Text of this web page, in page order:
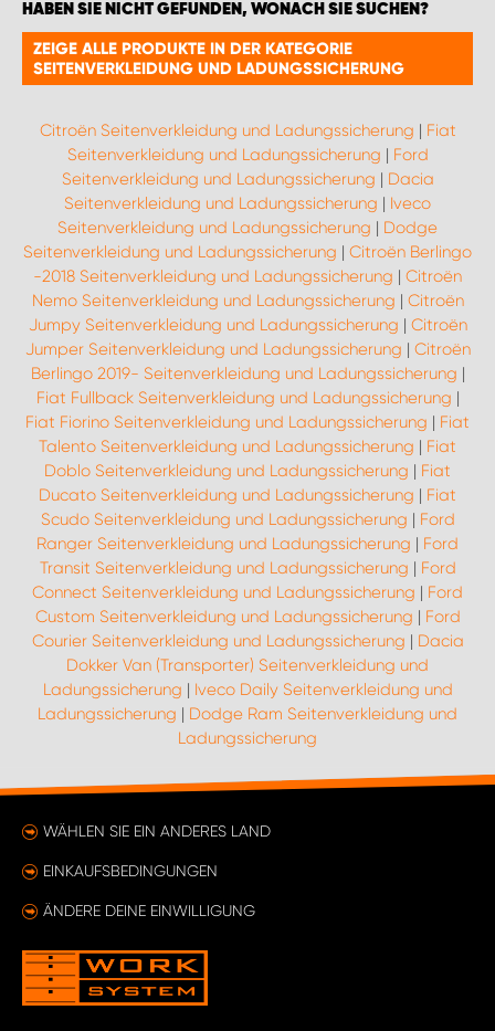
HABEN SIE NICHT GEFUNDEN, WONACH SIE SUCHEN?
ZEIGE ALLE PRODUKTE IN DER KATEGORIE
SEITENVERKLEIDUNG UND LADUNGSSICHERUNG
Citroën Seitenverkleidung und Ladungssicherung | Fiat
Seitenverkleidung und Ladungssicherung | Ford
Seitenverkleidung und Ladungssicherung | Dacia
Seitenverkleidung und Ladungssicherung | Iveco
Seitenverkleidung und Ladungssicherung | Dodge
Seitenverkleidung und Ladungssicherung | Citroën Berlingo
-2018 Seitenverkleidung und Ladungssicherung | Citroën
Nemo Seitenverkleidung und Ladungssicherung | Citroën
Jumpy Seitenverkleidung und Ladungssicherung | Citroën
Jumper Seitenverkleidung und Ladungssicherung | Citroën
Berlingo 2019- Seitenverkleidung und Ladungssicherung |
Fiat Fullback Seitenverkleidung und Ladungssicherung |
Fiat Fiorino Seitenverkleidung und Ladungssicherung | Fiat
Talento Seitenverkleidung und Ladungssicherung | Fiat
Doblo Seitenverkleidung und Ladungssicherung | Fiat
Ducato Seitenverkleidung und Ladungssicherung | Fiat
Scudo Seitenverkleidung und Ladungssicherung | Ford
Ranger Seitenverkleidung und Ladungssicherung | Ford
Transit Seitenverkleidung und Ladungssicherung | Ford
Connect Seitenverkleidung und Ladungssicherung | Ford
Custom Seitenverkleidung und Ladungssicherung | Ford
Courier Seitenverkleidung und Ladungssicherung | Dacia
Dokker Van (Transporter) Seitenverkleidung und
Ladungssicherung | Iveco Daily Seitenverkleidung und
Ladungssicherung | Dodge Ram Seitenverkleidung und
Ladungssicherung
WÄHLEN SIE EIN ANDERES LAND
EINKAUFSBEDINGUNGEN
ÄNDERE DEINE EINWILLIGUNG